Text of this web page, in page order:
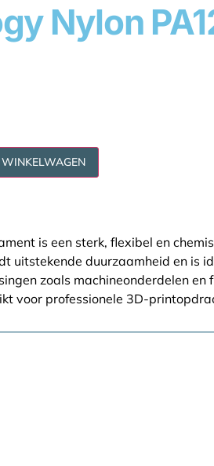
Nylon
is een sterk, flexibel en
uitstekende duurzaamheid en is
zoals machineonderdelen en
voor professionele 3D-